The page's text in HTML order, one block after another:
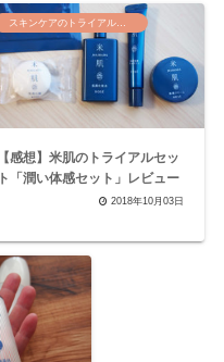
【感想】米肌のトライアルセッ
ト「潤い体感セット」レビュー
2018年10月03日